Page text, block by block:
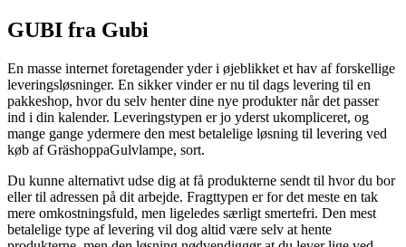
GUBI fra Gubi
En masse internet foretagender yder i øjeblikket et hav af forskellige
leveringsløsninger. En sikker vinder er nu til dags levering til en
pakkeshop, hvor du selv henter dine nye produkter når det passer
ind i din kalender. Leveringstypen er jo yderst ukompliceret, og
mange gange ydermere den mest betalelige løsning til levering ved
køb af GräshoppaGulvlampe, sort.
Du kunne alternativt udse dig at få produkterne sendt til hvor du bor
eller til adressen på dit arbejde. Fragttypen er for det meste en tak
mere omkostningsfuld, men ligeledes særligt smertefri. Den mest
betalelige type af levering vil dog altid være selv at hente